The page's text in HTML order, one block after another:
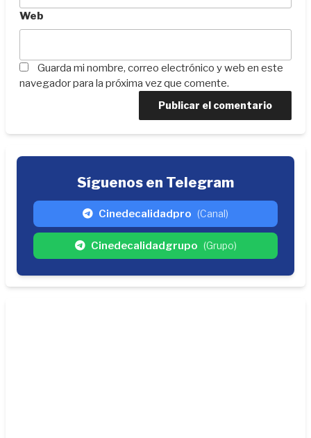
Web
Guarda mi nombre, correo electrónico y web en este
navegador para la próxima vez que comente.
Síguenos en Telegram
Cinedecalidadpro (Canal)
Cinedecalidadgrupo (Grupo)